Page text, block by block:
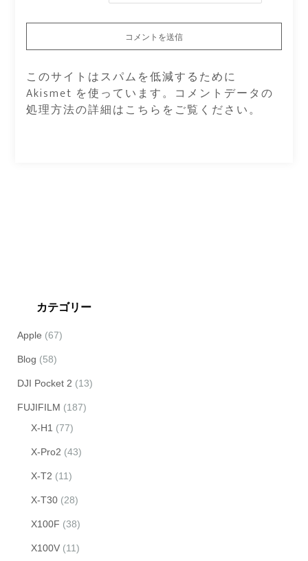
このサイトはスパムを低減するために
Akismet を使っています。 コメントデータの
処理方法の詳細はこちらをご覧ください。
カテゴリー
Apple (67)
Blog (58)
DJI Pocket 2 (13)
FUJIFILM (187)
X-H1 (77)
X-Pro2 (43)
X-T2 (11)
X-T30 (28)
X100F (38)
X100V (11)